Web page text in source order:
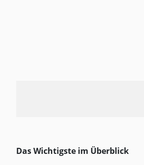
Das Wichtigste im Überblick